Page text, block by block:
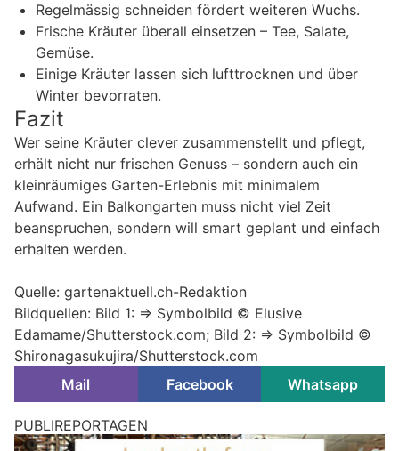
Regelmässig schneiden fördert weiteren Wuchs.
Frische Kräuter überall einsetzen – Tee, Salate,
Gemüse.
Einige Kräuter lassen sich lufttrocknen und über
Winter bevorraten.
Fazit
Wer seine Kräuter clever zusammenstellt und pflegt,
erhält nicht nur frischen Genuss – sondern auch ein
kleinräumiges Garten-Erlebnis mit minimalem
Aufwand. Ein Balkongarten muss nicht viel Zeit
beanspruchen, sondern will smart geplant und einfach
erhalten werden.
Quelle: gartenaktuell.ch-Redaktion
Bildquellen: Bild 1: => Symbolbild © Elusive
Edamame/Shutterstock.com; Bild 2: => Symbolbild ©
Shironagasukujira/Shutterstock.com
Mail
Facebook Whatsapp
PUBLIREPORTAGEN